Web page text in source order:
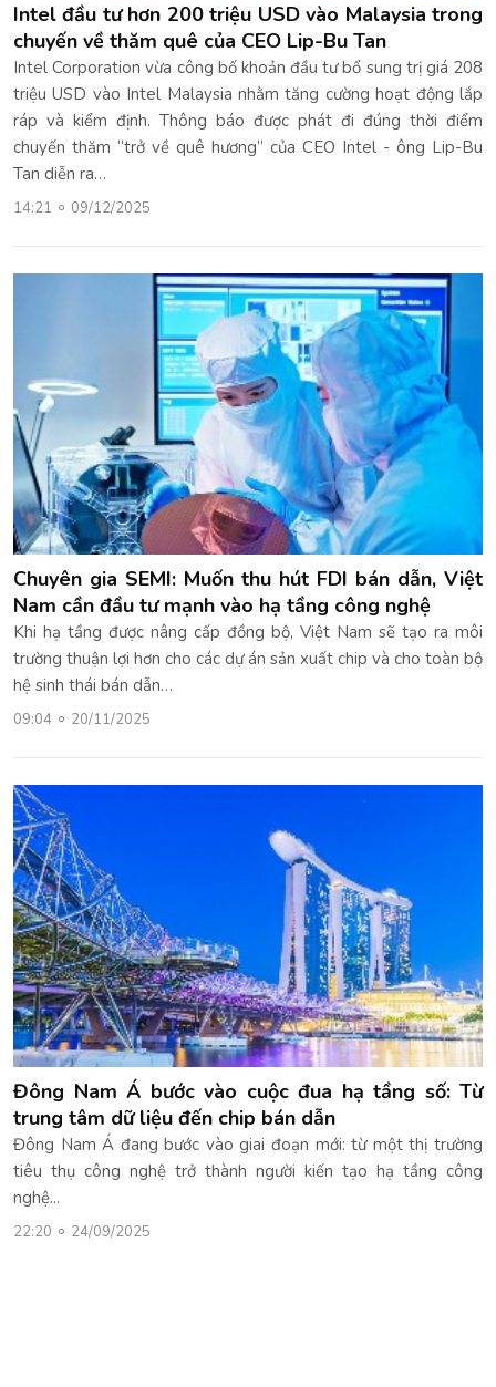
Intel đầu tư hơn 200 triệu USD vào Malaysia trong
chuyến về thăm quê của CEO Lip-Bu Tan
Intel Corporation vừa công bố khoản đầu tư bổ sung trị giá 208
triệu USD vào Intel Malaysia nhằm tăng cường hoạt động lắp
ráp và kiểm định. Thông báo được phát đi đúng thời điểm
chuyến thăm “trở về quê hương” của CEO Intel - ông Lip-Bu
Tan diễn ra…
14:21 09/12/2025
Chuyên gia SEMI: Muốn thu hút FDI bán dẫn, Việt
Nam cần đầu tư mạnh vào hạ tầng công nghệ
Khi hạ tầng được nâng cấp đồng bộ, Việt Nam sẽ tạo ra môi
trường thuận lợi hơn cho các dự án sản xuất chip và cho toàn bộ
hệ sinh thái bán dẫn…
09:04 20/11/2025
Đông Nam Á bước vào cuộc đua hạ tầng số: Từ
trung tâm dữ liệu đến chip bán dẫn
Đông Nam Á đang bước vào giai đoạn mới: từ một thị trường
tiêu thụ công nghệ trở thành người kiến tạo hạ tầng công
nghệ...
22:20 24/09/2025